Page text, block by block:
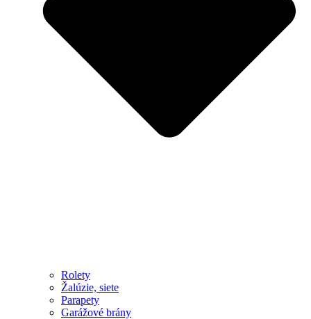
Rolety
Žalúzie, siete
Parapety
Garážové brány